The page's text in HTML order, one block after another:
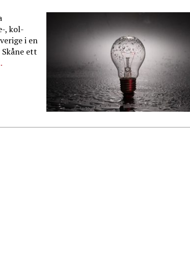
, kol-
i en
Skåne ett